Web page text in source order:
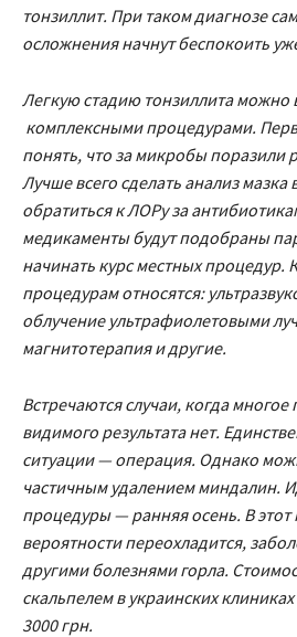
тонзиллит. При таком диагнозе
осложнения начнут беспокоить
Легкую стадию тонзиллита можно
комплексными процедурами.
понять, что за микробы поразили
Лучше всего сделать анализ
обратиться к ЛОРу за
медикаменты будут подобраны
начинать курс местных
процедурам относятся:
облучение ультрафиолетовыми
магнитотерапия и другие.
Встречаются случаи, когда
видимого результата нет.
ситуации — операция. Однако
частичным удалением миндалин.
процедуры — ранняя осень. В
вероятности переохладится,
другими болезнями горла.
скальпелем в украинских
3000 грн.